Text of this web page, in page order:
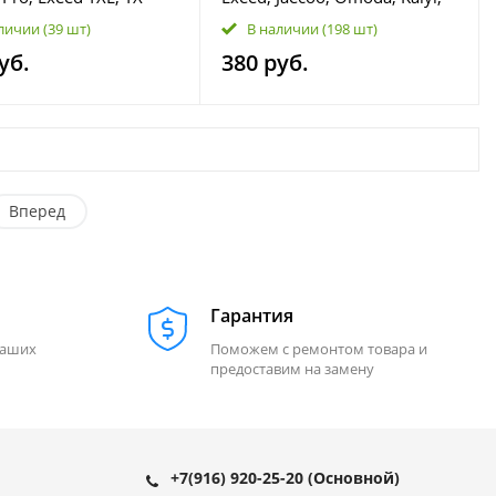
(39 шт)
Jetour, Xcite, Exlantix 480-
1012010
В наличии(198 шт)
380 руб.
Вперед
Гарантия
Поможем с ремонтом товара и
предоставим на замену
+7(916) 920-25-20 (Основной)